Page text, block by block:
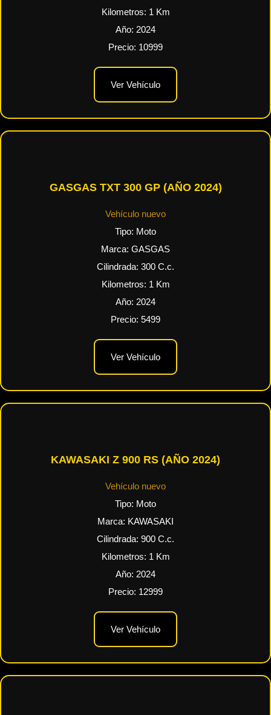
Kilometros: 1 Km
Año: 2024
Precio: 10999
Ver Vehículo
GASGAS TXT 300 GP (AÑO 2024)
Vehículo nuevo
Tipo: Moto
Marca: GASGAS
Cilindrada: 300 C.c.
Kilometros: 1 Km
Año: 2024
Precio: 5499
Ver Vehículo
KAWASAKI Z 900 RS (AÑO 2024)
Vehículo nuevo
Tipo: Moto
Marca: KAWASAKI
Cilindrada: 900 C.c.
Kilometros: 1 Km
Año: 2024
Precio: 12999
Ver Vehículo